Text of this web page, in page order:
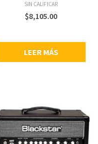
de audífonos, loop de efectos,
impedancia de carga mínima de
4 ohms, dimensiones: 78 x 225 x
SIN CALIFICAR
$8,105.00
LEER MÁS